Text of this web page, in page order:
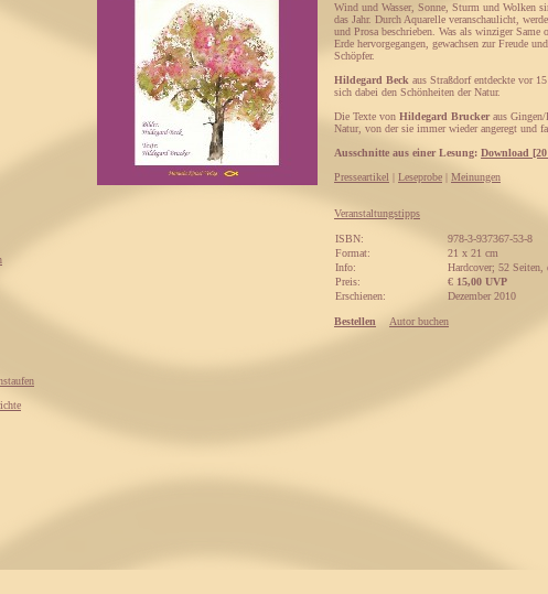
Wind und Wasser, Sonne, Sturm und Wolken
das Jahr. Durch Aquarelle veranschaulicht,
und Prosa beschrieben. Was als winziger
Erde hervorgegangen, gewachsen zur Freude
Schöpfer.
Hildegard Beck aus Straßdorf entdeckte vor
sich dabei den Schönheiten der Natur.
Die Texte von Hildegard Bruckeraus Gingen/
Natur, von der sie immer wieder angeregt und
Ausschnitte aus einer Lesung: Download
Presseartikel | Leseprobe | Meinungen
Veranstaltungstipps
ISBN:
978-3-937367-53-8
Format:
21 x 21 cm
Info:
Hardcover; 52 Seiten,
Preis:
€ 15,00 UVP
Erschienen:
Dezember 2010
Bestellen Autor buchen